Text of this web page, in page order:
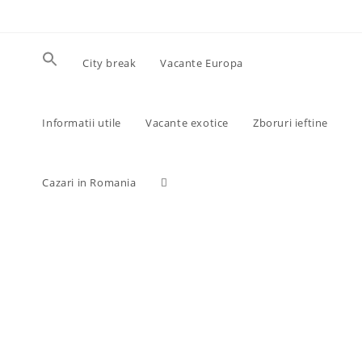
City break Vacante Europa
Informatii utile Vacante exotice Zboruri ieftine
Cazari in Romania Toggle